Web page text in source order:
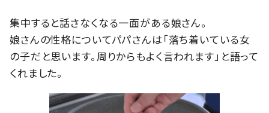
集中すると話さなくなる一面がある娘さん。
娘さんの性格についてパパさんは「落ち着いている女
の子だと思います。周りからもよく言われます」と語って
くれました。